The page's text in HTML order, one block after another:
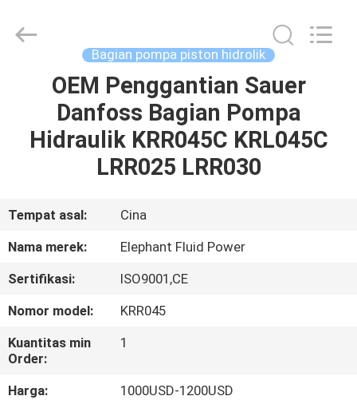
RUMAH
PRODUK
KAMI
PABRIK
KONTROL
KUALITAS
Power
Co.,Ltd.
Bagian pompa piston hidrolik
OEM Penggantian Sauer
Danfoss Bagian Pompa
Hidraulik KRR045C KRL045C
LRR025 LRR030
Tempat asal:
Cina
Nama merek:
Elephant Fluid Power
Sertifikasi:
ISO9001,CE
Nomor model:
KRR045
Kuantitas min
Order:
1
Harga:
1000USD-1200USD